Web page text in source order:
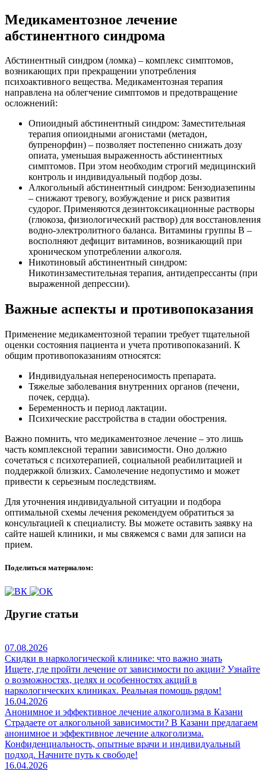
Медикаментозное лечение
абстинентного синдрома
Абстинентный синдром (ломка) – комплекс симптомов,
возникающих при прекращении употребления
психоактивного вещества. Медикаментозная терапия
направлена на облегчение симптомов и предотвращение
осложнений:
Опиоидный абстинентный синдром: Заместительная
терапия опиоидными агонистами (метадон,
бупренорфин) – позволяет постепенно снижать дозу
опиата, уменьшая выраженность абстинентных
симптомов. При этом необходим строгий медицинский
контроль и индивидуальный подбор дозы.
Алкогольный абстинентный синдром: Бензодиазепины
– снижают тревогу, возбуждение и риск развития
судорог. Применяются дезинтоксикационные растворы
(глюкоза, физиологический раствор) для восстановления
водно-электролитного баланса. Витамины группы B –
восполняют дефицит витаминов, возникающий при
хроническом употреблении алкоголя.
Никотиновый абстинентный синдром:
Никотинзаместительная терапия, антидепрессанты (при
выраженной депрессии).
Важные аспекты и противопоказания
Применение медикаментозной терапии требует тщательной
оценки состояния пациента и учета противопоказаний. К
общим противопоказаниям относятся:
Индивидуальная непереносимость препарата.
Тяжелые заболевания внутренних органов (печени,
почек, сердца).
Беременность и период лактации.
Психические расстройства в стадии обострения.
Важно помнить, что медикаментозное лечение – это лишь
часть комплексной терапии зависимости. Оно должно
сочетаться с психотерапией, социальной реабилитацией и
поддержкой близких. Самолечение недопустимо и может
привести к серьезным последствиям.
Для уточнения индивидуальной ситуации и подбора
оптимальной схемы лечения рекомендуем обратиться за
консультацией к специалисту. Вы можете оставить заявку на
сайте нашей клиники, и мы свяжемся с вами для записи на
прием.
Поделиться материалом:
Другие статьи
07.08.2026
Скидки в наркологической клинике: что важно знать
Ищете, где пройти лечение от зависимости по акции? Узнайте
о возможностях, целях и особенностях акций в
наркологических клиниках. Реальная помощь рядом!
16.04.2026
Анонимное и эффективное лечение алкоголизма в Казани
Страдаете от алкогольной зависимости? В Казани предлагаем
анонимное и эффективное лечение алкоголизма.
Конфиденциальность, опытные врачи и индивидуальный
подход. Начните путь к свободе!
16.04.2026